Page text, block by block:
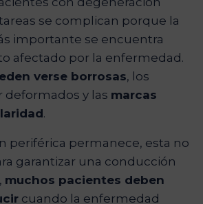
se complican porque la
importante se encuentra
afectado por la enfermedad.
verse borrosas, los
deformados y las marcas
.
periférica permanece, esta no
garantizar una conducción
muchos pacientes deben
cuando la enfermedad